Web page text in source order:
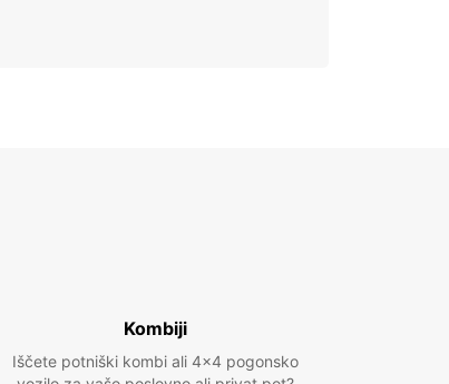
Kombiji
Iščete potniški kombi ali 4x4 pogonsko